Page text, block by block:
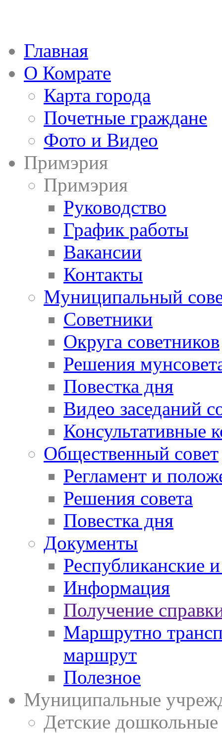
Главная
О Комрате
Карта города
Почетные граждане
Фото и Видео
Примэрия
Примэрия
Руководство
График работы
Вакансии
Контакты
Муниципальный
Советники
Округа советников
Решения
Повестка дня
Видео заседаний
Консультативные
Общественный совет
Регламент и
Решения совета
Повестка дня
Документы
Республиканские
Информация
Получение
Маршрутно
маршрут
Полезное
Муниципальные
Детские